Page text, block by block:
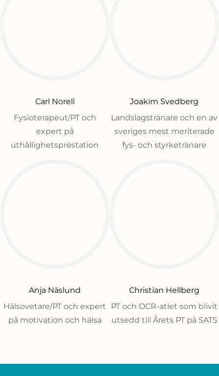
Carl Norell
Fysioterapeut/PT och
expert på
uthållighetsprestation
Joakim Svedberg
Landslagstränare och en av
sveriges mest meriterade
fys- och styrketränare
Anja Näslund
Hälsovetare/PT och expert
på motivation och hälsa
Christian Hellberg
PT och OCR-atlet som blivit
utsedd till Årets PT på SATS